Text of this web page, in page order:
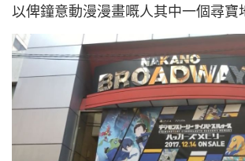
以俾鐘意動漫漫畫嘅人其中一個尋寶